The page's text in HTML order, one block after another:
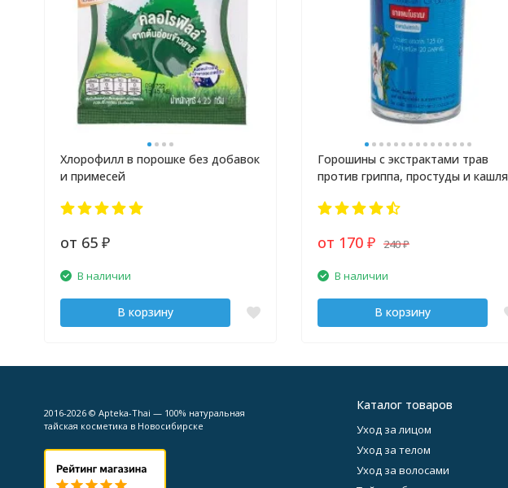
Хлорофилл в порошке без добавок
и примесей
от 65 ₽
В наличии
В корзину
Горошины с экстрактами трав
против гриппа, простуды и кашля
от 170₽ 240₽
В наличии
В корзину
2016-2026 © Apteka-Thai — 100% натуральная
тайская косметика в Новосибирске
Каталог товаров
Уход за лицом
Уход за телом
Уход за волосами